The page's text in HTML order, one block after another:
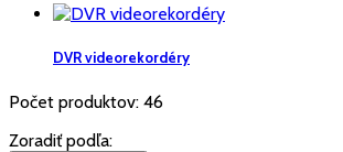
DVR videorekordéry
Počet produktov: 46
Zoradiť podľa: